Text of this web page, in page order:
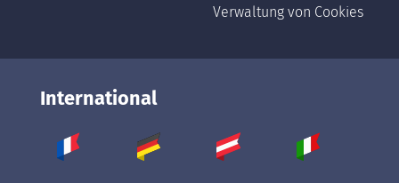
Verwaltung von Cookies
International